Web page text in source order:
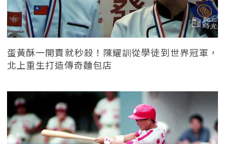
蛋黃酥一開賣就秒殺！陳耀訓從學徒到世界冠軍，
北上重生打造傳奇麵包店